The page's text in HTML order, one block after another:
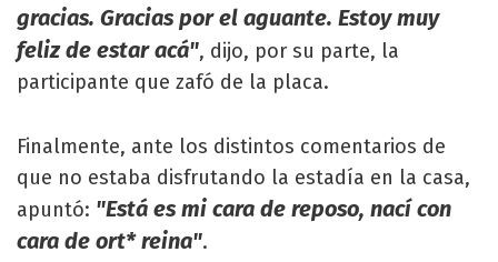
gracias. Gracias por el aguante. Estoy muy
feliz de estar acá", dijo, por su parte, la
participante que zafó de la placa.
Finalmente, ante los distintos comentarios de
que no estaba disfrutando la estadía en la casa,
apuntó: "Está es mi cara de reposo, nací con
cara de ort* reina".